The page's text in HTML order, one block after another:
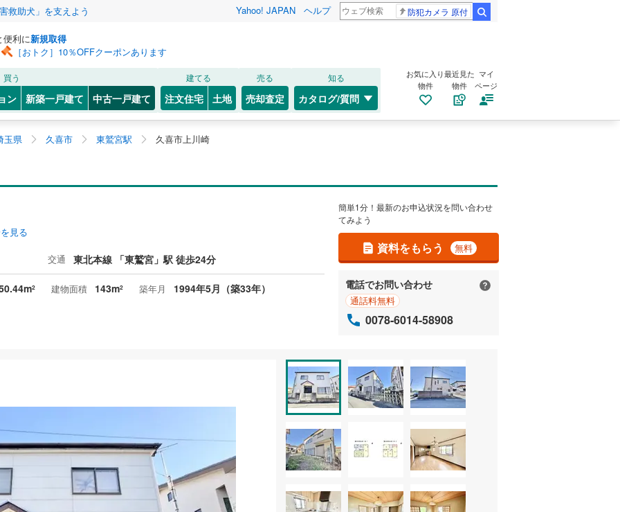
救助犬」を支えよう Yahoo! JAPAN ヘルプ 防犯カメラ 原付
便利に新規取得
［おトク］10％OFFクーポンあります
買う
ン 新築一戸建て 中古一戸建て
建てる
注文住宅 土地
売る
売却査定
知る
カタログ/質問
お気に入り
物件
最近見た
物件
マイ
ページ
玉県 久喜市 東鷲宮駅 久喜市上川崎
見る
交通 東北本線 「東鷲宮」駅 徒歩24分
2 建物面積 143m2 築年月 1994年5月（築33年）
簡単1分！最新のお申込状況を問い合わせ
てみよう
資料をもらう 無料
電話でお問い合わせ
通話料無料
0078-6014-58908
資料をもらう 無料